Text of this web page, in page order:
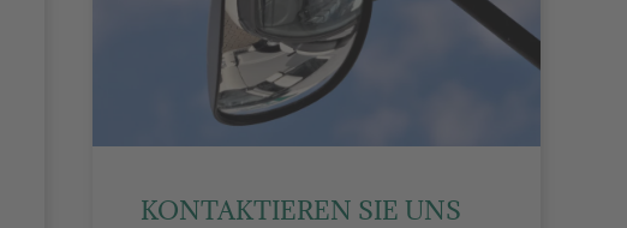
KONTAKTIEREN SIE UNS